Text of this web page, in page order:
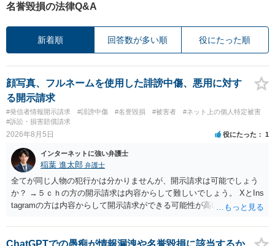
名誉毀損の法律Q&A
新着順 回答数が多い順 役にたった順
顔写真、フルネームを使用した誹謗中傷、悪用に対す
る開示請求
#発信者情報開示請求 #誹謗中傷 #名誉毀損 #被害者
#ネット上の個人特定被害
#訴訟・損害賠償請求
2026年8月5日 役にたった 1
インターネットに強い弁護士
稲葉 進太郎 弁護士
全てが同じ人物の犯行かは分かりませんが、開示請求は可能でしょう
か？ →５ｃｈの方の開示請求は内容からして難しいでしょう。 XとIns
tagramの方は内容からして開示請求ができる可能性が高いでしょう。
いでしょう。７月中にアカウントが削除されている場合、今から進め
ても失敗する可能性が高いように思われます。 相手を特定できた場
ChatGPTでの愚痴が情報漏洩や名誉毀損に該当するか